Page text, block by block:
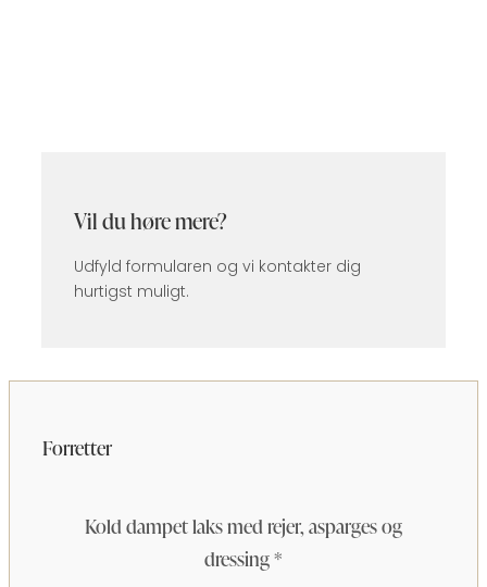
Vil du høre mere?
Udfyld formularen og vi kontakter dig
hurtigst muligt.
Forretter​
Kold dampet laks med rejer, asparges og
dressing *